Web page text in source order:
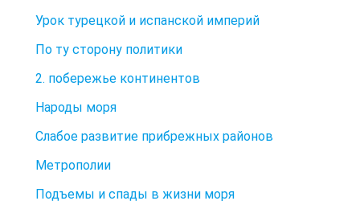
Урок турецкой и испанской империй
По ту сторону политики
2. побережье континентов
Народы моря
Слабое развитие прибрежных районов
Метрополии
Подъемы и спады в жизни моря